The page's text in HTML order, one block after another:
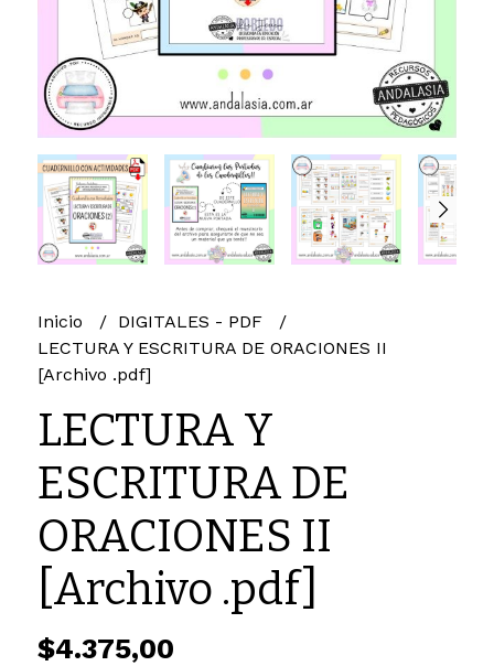
Inicio
DIGITALES - PDF
LECTURA Y ESCRITURA DE ORACIONES II
[Archivo .pdf]
LECTURA Y
ESCRITURA DE
ORACIONES II
[Archivo .pdf]
$4.375,00